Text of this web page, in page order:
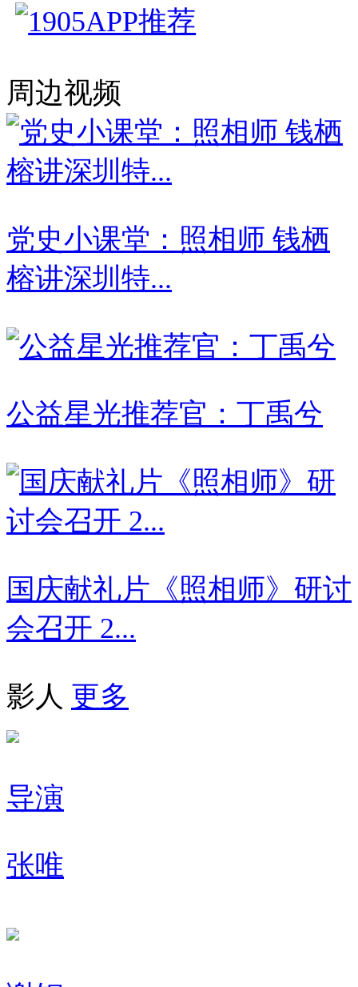
周边视频
党史小课堂：照相师 钱栖
榕讲深圳特...
公益星光推荐官：丁禹兮
国庆献礼片《照相师》研讨
会召开 2...
影人 更多
导演
张唯